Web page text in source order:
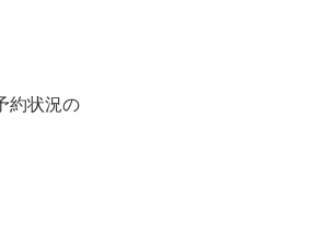
約状況の